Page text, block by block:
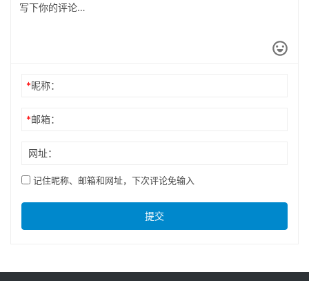
*昵称：
*邮箱：
网址：
记住昵称、邮箱和网址，下次评论免输入
提交